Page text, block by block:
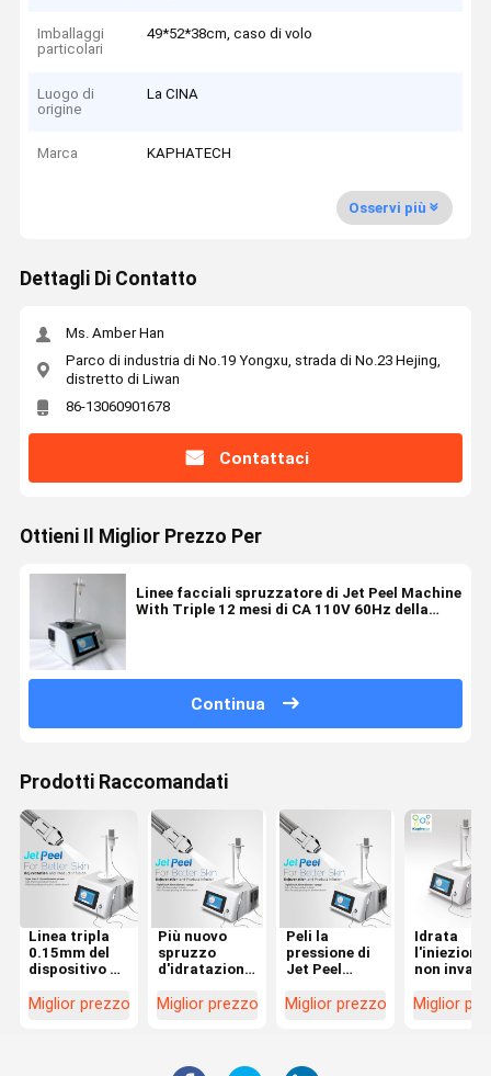
Imballaggi
particolari
49*52*38cm, caso di volo
Luogo di
origine
La CINA
Marca KAPHATECH
Osservi più
Dettagli Di Contatto
Ms. Amber Han
Parco di industria di No.19 Yongxu, strada di No.23 Hejing,
distretto di Liwan
86-13060901678
Contattaci
Ottieni Il Miglior Prezzo Per
Linee facciali spruzzatore di Jet Peel Machine
With Triple 12 mesi di CA 110V 60Hz della
Continua
Prodotti Raccomandati
Linea tripla
0.15mm del
dispositivo di
macchina di
Miglior prezzo
Più nuovo
spruzzo
d'idratazione
idrata pulizia
macchina
Miglior prezzo
Peli la
pressione di
Jet Peel
6 Antivari di
Miglior prezzo
Idrata
l'iniezione
non
Machine di
Miglior